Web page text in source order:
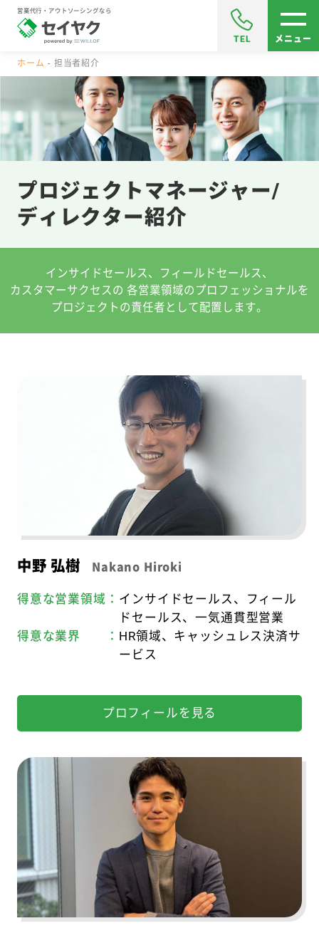
営業代行・アウトソーシングなら
TEL メニュー
ホーム 担当者紹介
プロジェクトマネージャー/
ディレクター紹介
インサイドセールス、フィールドセールス、
カスタマーサクセスの 各営業領域のプロフェッショナルを
プロジェクトの責任者として配置します。
中野 弘樹 Nakano Hiroki
得意な営業領域： インサイドセールス、フィール
ドセールス、一気通貫型営業
得意な業界 ： HR領域、キャッシュレス決済サ
ービス
プロフィールを見る